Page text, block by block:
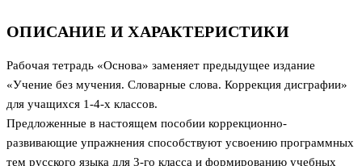
ОПИСАНИЕ И ХАРАКТЕРИСТИКИ
Рабочая тетрадь «Основа» заменяет предыдущее издание
«Учение без мучения. Словарные слова. Коррекция дисграфии»
для учащихся 1-4-х классов.
Предложенные в настоящем пособии коррекционно-
развивающие упражнения способствуют усвоению программных
тем русского языка для 3-го класса и формированию учебных